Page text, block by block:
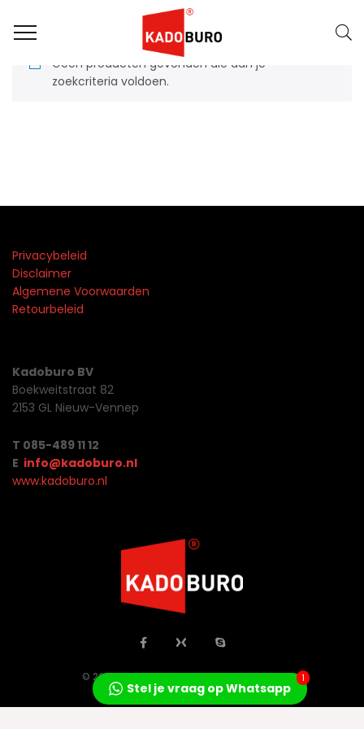
Geen producten gevonden die aan je
zoekcriteria voldoen.
Privacybeleid
Disclaimer
Algemene Voorwaarden
Retourbeleid
Kadoburo BV
Boekweitstraat 82
2153 GL Nieuw-Vennep
T 085-489 11 12
E info@kadoburo.nl
www.kadoburo.nl
© 2026 Jo Concepts All Rights Reserved.
Stel je vraag op Whatsapp
1